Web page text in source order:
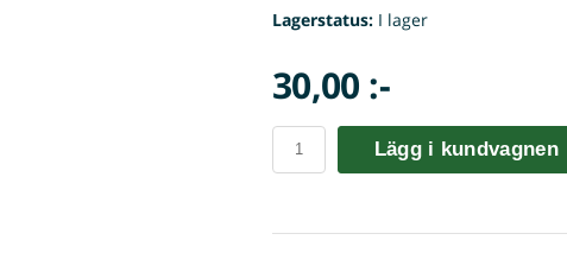
Lagerstatus:I lager
30,00 :-
Lägg i kundvagnen